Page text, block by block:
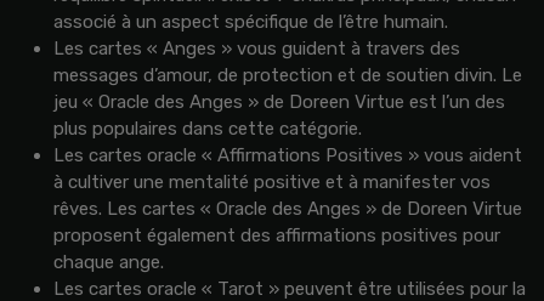
associé à un aspect spécifique de l’être humain.
Les cartes « Anges » vous guident à travers des
messages d’amour, de protection et de soutien divin. Le
jeu « Oracle des Anges » de Doreen Virtue est l’un des
plus populaires dans cette catégorie.
Les cartes oracle « Affirmations Positives » vous aident
à cultiver une mentalité positive et à manifester vos
rêves. Les cartes « Oracle des Anges » de Doreen Virtue
proposent également des affirmations positives pour
chaque ange.
Les cartes oracle « Tarot » peuvent être utilisées pour la